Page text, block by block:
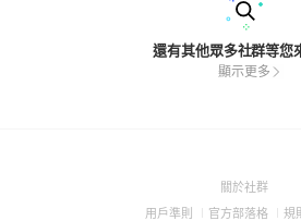
還有其他眾多社群等您
顯示更多
關於社群(Open
用戶準則 (Open
官方部落格 規